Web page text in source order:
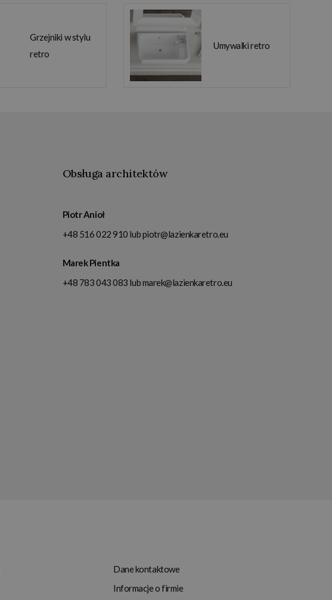
Grzejniki w stylu
retro
Umywalki retro
Obsługa architektów
Piotr Anioł
+48 516 022 910 lubpiotr@lazienkaretro.eu
Marek Pientka
+48 783 043 083 lubmarek@lazienkaretro.eu
Dane kontaktowe
Informacje o firmie